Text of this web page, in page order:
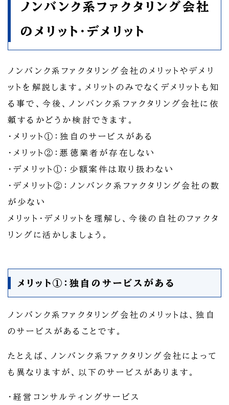
ノンバンク系ファクタリング会社
のメリット・デメリット
ノンバンク系ファクタリング会社のメリットやデメリ
ットを解説します。メリットのみでなくデメリットも知
る事で、今後、ノンバンク系ファクタリング会社に依
頼するかどうか検討できます。
・メリット①：独自のサービスがある
・メリット②：悪徳業者が存在しない
・デメリット①：少額案件は取り扱わない
・デメリット②：ノンバンク系ファクタリング会社の数
が少ない
メリット・デメリットを理解し、今後の自社のファクタ
リングに活かしましょう。
メリット①：独自のサービスがある
ノンバンク系ファクタリング会社のメリットは、独自
のサービスがあることです。
たとえば、ノンバンク系ファクタリング会社によって
も異なりますが、以下のサービスがあります。
・経営コンサルティングサービス